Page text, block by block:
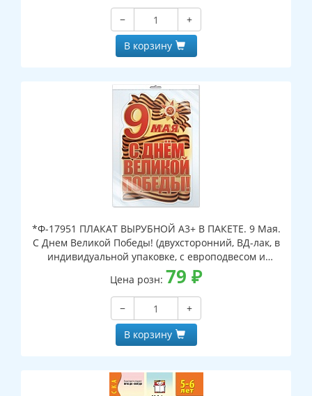
−
+
В корзину
*Ф-17951 ПЛАКАТ ВЫРУБНОЙ А3+ В ПАКЕТЕ. 9 Мая.
С Днем Великой Победы! (двухсторонний, ВД-лак, в
индивидуальной упаковке, с европодвесом и
клеевым клапаном)
Цена розн: 79 ₽
−
+
В корзину